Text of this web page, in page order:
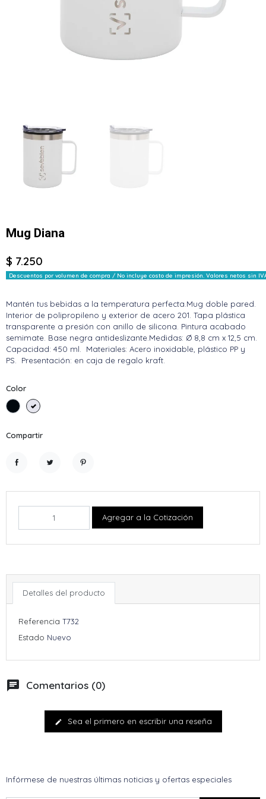
Mug Diana
$ 7.250
Descuentos por volumen de compra / No incluye costo de impresión. Valores netos sin
Mantén tus bebidas a la temperatura perfecta.Mug doble pared.
Interior de polipropileno y exterior de acero 201. Tapa plástica
transparente a presión con anillo de silicona. Pintura acabado
semimate. Base negra antideslizante.Medidas: Ø 8,8 cm x 12,5 cm.
Capacidad: 450 ml. Materiales: Acero inoxidable, plástico PP y
PS. Presentación: en caja de regalo kraft.
Color
NegroBlanco
Compartir
Agregar a la Cotización
Detalles del producto
Referencia T732
Estado Nuevo
chat Comentarios (0)
edit Sea el primero en escribir una reseña
Infórmese de nuestras últimas noticias y ofertas especiales